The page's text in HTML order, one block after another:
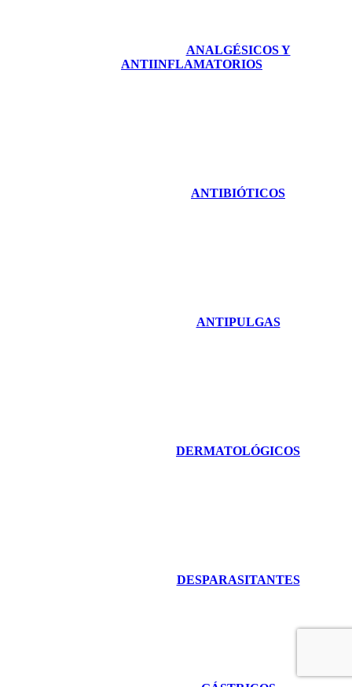
ANALGÉSICOS Y
ANTIINFLAMATORIOS
ANTIBIÓTICOS
ANTIPULGAS
DERMATOLÓGICOS
DESPARASITANTES